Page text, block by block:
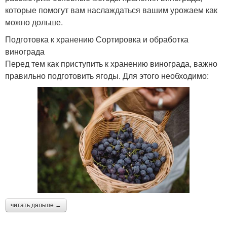
которые помогут вам наслаждаться вашим урожаем как
можно дольше.
Подготовка к хранению Сортировка и обработка
винограда
Перед тем как приступить к хранению винограда, важно
правильно подготовить ягоды. Для этого необходимо:
читать дальше →